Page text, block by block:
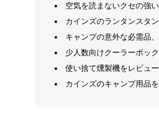
空気を読まないクセの強
カインズのランタンスタ
キャンプの意外な必需品
少人数向けクーラーボッ
使い捨て燻製機をレビュ
カインズのキャンプ用品